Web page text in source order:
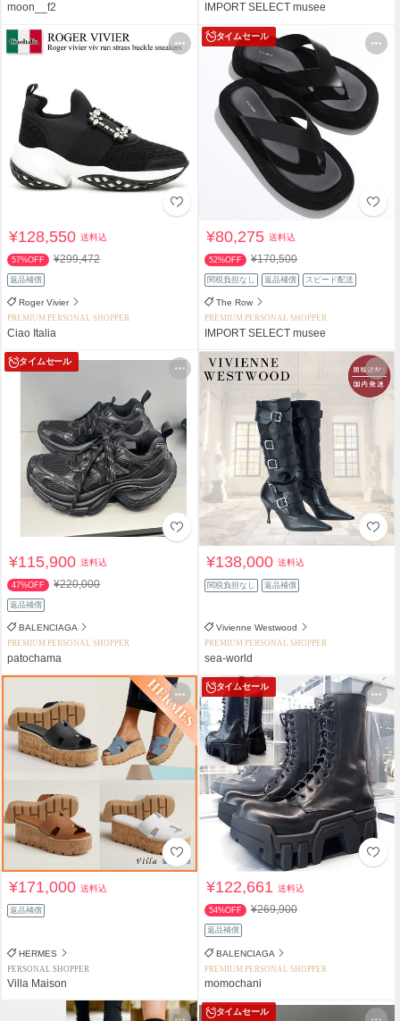
moon__f2 IMPORT SELECT musee
¥128,550送料込
57%OFF ¥299,472
返品補償
Roger Vivier
PREMIUM PERSONAL SHOPPER
Ciao Italia
タイムセール
¥80,275送料込
52%OFF ¥170,500
関税負担なし 返品補償 スピード配送
The Row
PREMIUM PERSONAL SHOPPER
IMPORT SELECT musee
タイムセール
¥115,900送料込
47%OFF ¥220,000
返品補償
BALENCIAGA
PREMIUM PERSONAL SHOPPER
patochama
¥138,000送料込
関税負担なし 返品補償
Vivienne Westwood
PREMIUM PERSONAL SHOPPER
sea-world
¥171,000送料込
返品補償
HERMES
PERSONAL SHOPPER
Villa Maison
タイムセール
¥122,661送料込
54%OFF ¥269,900
返品補償
BALENCIAGA
PREMIUM PERSONAL SHOPPER
momochani
タイムセール